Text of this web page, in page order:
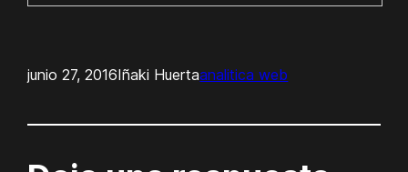
junio 27, 2016Iñaki Huertaanalitica web